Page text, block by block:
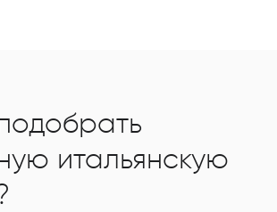
итальянскую